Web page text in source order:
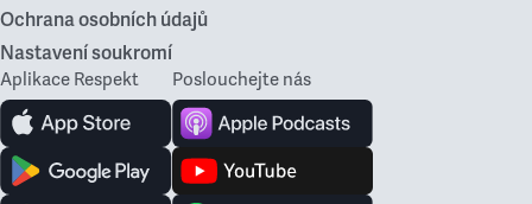
Ochrana osobních údajů
Nastavení soukromí
Aplikace Respekt Poslouchejte nás